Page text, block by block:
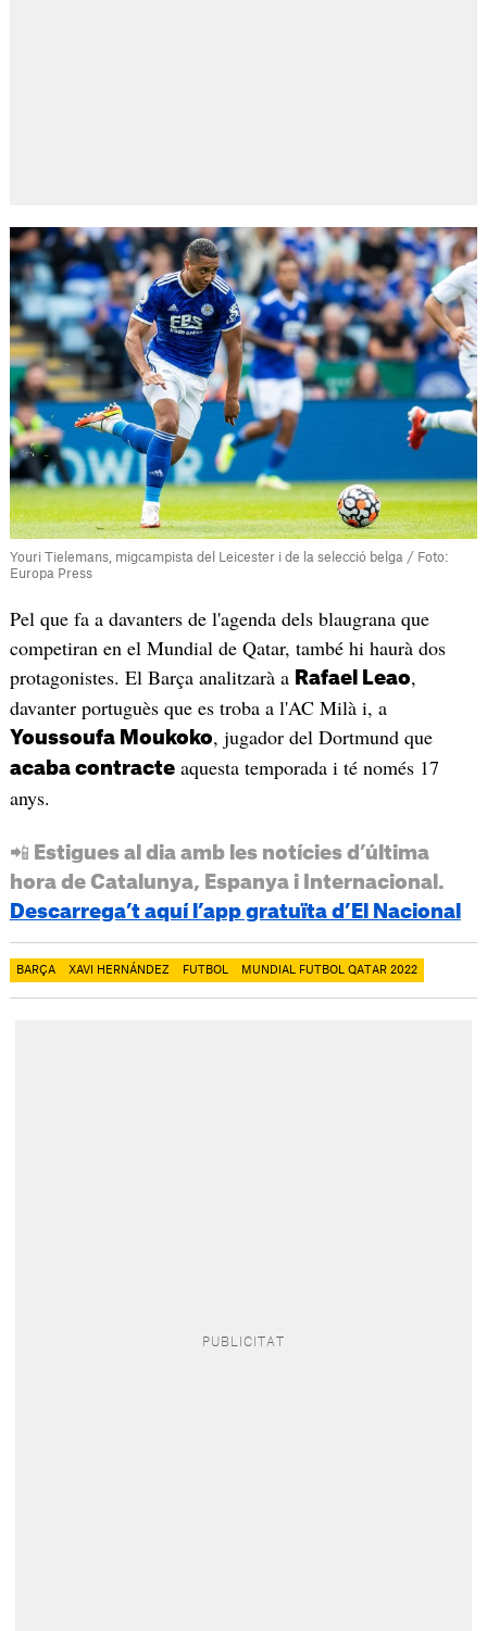
Youri Tielemans, migcampista del Leicester i de la selecció belga / Foto:
Europa Press
Pel que fa a davanters de l'agenda dels blaugrana que
competiran en el Mundial de Qatar, també hi haurà dos
protagonistes. El Barça analitzarà a Rafael Leao,
davanter portuguès que es troba a l'AC Milà i, a
Youssoufa Moukoko, jugador del Dortmund que
acaba contracteaquesta temporada i té només 17
anys.
📲 Estigues al dia amb les notícies d’última
hora de Catalunya, Espanya i Internacional.
Descarrega’t aquí l’app gratuïta d’El Nacional
BARÇA XAVI HERNÁNDEZ FUTBOL MUNDIAL FUTBOL QATAR 2022